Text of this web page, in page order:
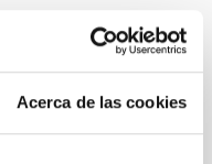
Acerca de las cookies